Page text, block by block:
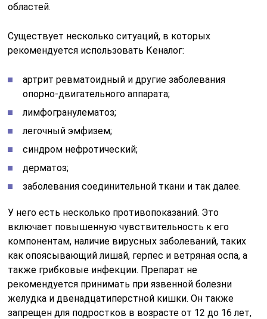
областей.
Существует несколько ситуаций, в которых
рекомендуется использовать Кеналог:
артрит ревматоидный и другие заболевания
опорно-двигательного аппарата;
лимфогранулематоз;
легочный эмфизем;
синдром нефротический;
дерматоз;
заболевания соединительной ткани и так далее.
У него есть несколько противопоказаний. Это
включает повышенную чувствительность к его
компонентам, наличие вирусных заболеваний, таких
как опоясывающий лишай, герпес и ветряная оспа, а
также грибковые инфекции. Препарат не
рекомендуется принимать при язвенной болезни
желудка и двенадцатиперстной кишки. Он также
запрещен для подростков в возрасте от 12 до 16 лет,